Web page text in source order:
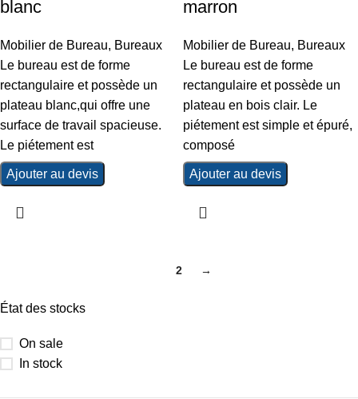
État des stocks
On sale
In stock
blanc
Mobilier de Bureau, Bureaux
Le bureau est de forme
rectangulaire et possède un
plateau blanc,qui offre une
surface de travail spacieuse.
Le piétement est
Ajouter au devis
marron
Mobilier de Bureau, Bureaux
Le bureau est de forme
rectangulaire et possède un
plateau en bois clair. Le
piétement est simple et épuré,
composé
Ajouter au devis
2 →